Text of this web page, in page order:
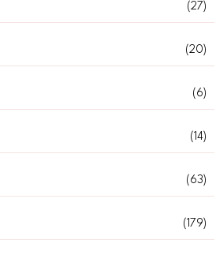
(27)
(20)
(6)
(14)
(63)
(179)